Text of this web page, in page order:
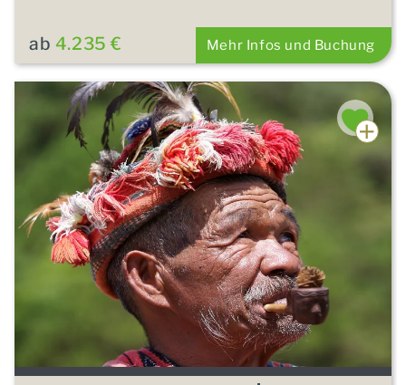
ab 4.235 € Mehr Infos und Buchung